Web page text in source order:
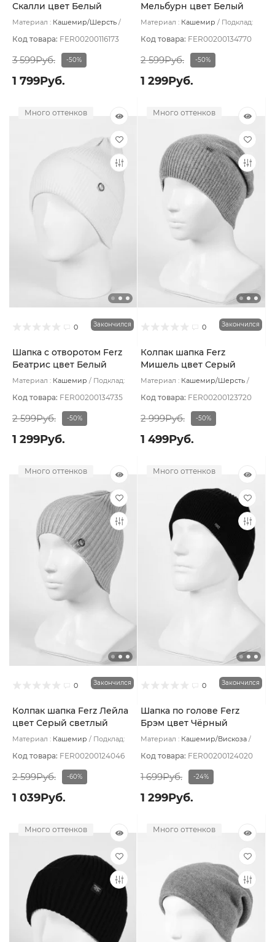
Скалли цвет Белый
Материал : Кашемир/Шерсть
Код товара: FER00200116173
3 599Руб. -50%
1 799Руб.
Мельбурн цвет Белый
Материал : Кашемир
Подклад:
Код товара: FER00200134770
2 599Руб. -50%
1 299Руб.
Много оттенков
0 Закончился
Шапка с отворотом Ferz
Беатрис цвет Белый
Материал : Кашемир
Подклад:
Код товара: FER00200134735
2 599Руб. -50%
1 299Руб.
Много оттенков
0 Закончился
Колпак шапка Ferz
Мишель цвет Серый
светлый
Материал : Кашемир/Шерсть
Код товара: FER00200123720
2 999Руб. -50%
1 499Руб.
Много оттенков
0 Закончился
Колпак шапка Ferz Лейла
цвет Серый светлый
Материал : Кашемир
Подклад:
Код товара: FER00200124046
2 599Руб. -60%
1 039Руб.
Много оттенков
0 Закончился
Шапка по голове Ferz
Брэм цвет Чёрный
Материал : Кашемир/Вискоза
Код товара: FER00200124020
1 699Руб. -24%
1 299Руб.
Много оттенков Много оттенков